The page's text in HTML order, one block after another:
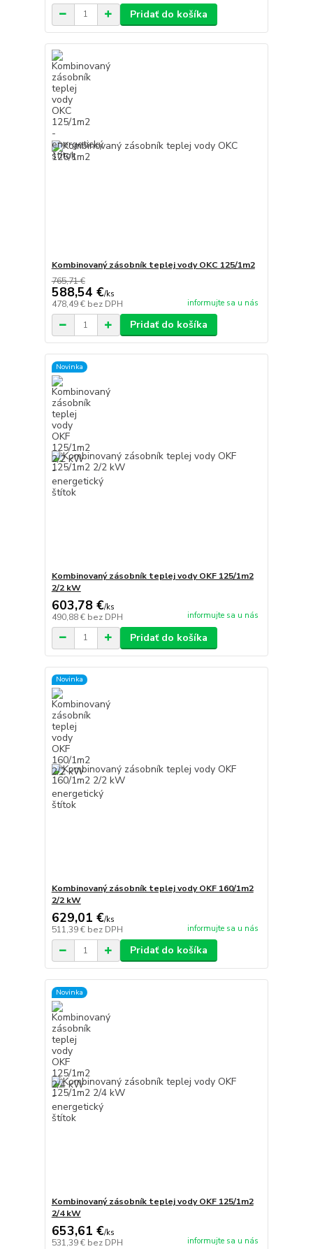
Pridať do košíka
Kombinovaný zásobník teplej vody OKC 125/1m2
765,71 €
588,54 €/ks
478,49 € bez DPH informujte sa u nás
Pridať do košíka
Novinka
Kombinovaný zásobník teplej vody OKF 125/1m2
2/2 kW
603,78 €/ks
490,88 € bez DPH informujte sa u nás
Pridať do košíka
Novinka
Kombinovaný zásobník teplej vody OKF 160/1m2
2/2 kW
629,01 €/ks
511,39 € bez DPH informujte sa u nás
Pridať do košíka
Novinka
Kombinovaný zásobník teplej vody OKF 125/1m2
2/4 kW
653,61 €/ks
531,39 € bez DPH informujte sa u nás